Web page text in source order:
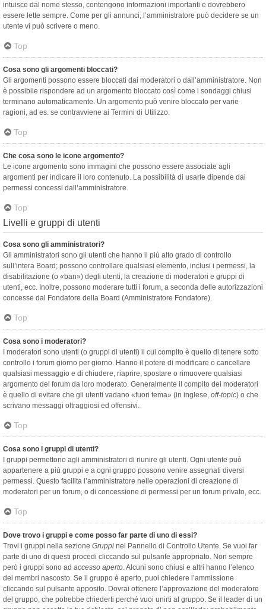
intuisce dal nome stesso, contengono informazioni importanti e dovrebbero
essere lette sempre. Come per gli annunci, l’amministratore può decidere se un
utente vi può scrivere o meno.
Top
Cosa sono gli argomenti bloccati?
Gli argomenti possono essere bloccati dai moderatori o dall’amministratore. Non
è possibile rispondere ad un argomento bloccato così come i sondaggi chiusi
terminano automaticamente. Un argomento può venire bloccato per varie
ragioni, ad es. se contravviene ai Termini di Utilizzo.
Top
Che cosa sono le icone argomento?
Le icone argomento sono immagini che possono essere associate agli
argomenti per indicare il loro contenuto. La possibilità di usarle dipende dai
permessi concessi dall’amministratore.
Top
Livelli e gruppi di utenti
Cosa sono gli amministratori?
Gli amministratori sono gli utenti che hanno il più alto grado di controllo
sull’intera Board; possono controllare qualsiasi elemento, inclusi i permessi, la
disabilitazione (o «ban») degli utenti, la creazione di moderatori e gruppi di
utenti, ecc. Inoltre, possono moderare tutti i forum, a seconda delle autorizzazioni
concesse dal Fondatore della Board (Amministratore Fondatore).
Top
Cosa sono i moderatori?
I moderatori sono utenti (o gruppi di utenti) il cui compito è quello di tenere sotto
controllo i forum giorno per giorno. Hanno il potere di modificare o cancellare
qualsiasi messaggio e di chiudere, riaprire, spostare o rimuovere qualsiasi
argomento del forum da loro moderato. Generalmente il compito dei moderatori
è quello di evitare che gli utenti vadano «fuori tema» (in inglese, off-topic) o che
scrivano messaggi oltraggiosi ed offensivi.
Top
Cosa sono i gruppi di utenti?
I gruppi permettono agli amministratori di riunire gli utenti. Ogni utente può
appartenere a più gruppi e a ogni gruppo possono venire assegnati diversi
permessi. Questo facilita l’amministratore nelle operazioni di creazione di
moderatori per un forum, o di concessione di permessi per un forum privato, ecc.
Top
Dove trovo i gruppi e come posso far parte di uno di essi?
Trovi i gruppi nella sezione Gruppi nel Pannello di Controllo Utente. Se vuoi far
parte di uno di questi procedi cliccando sul pulsante appropriato. Non sempre
però i gruppi sono ad accesso aperto. Alcuni sono chiusi e altri hanno l’elenco
dei membri nascosto. Se il gruppo è aperto, puoi chiedere l’ammissione
cliccando sul pulsante apposito. Dovrai ottenere l’approvazione del moderatore
del gruppo, che potrebbe chiederti perché vuoi unirti al gruppo. Se il leader di un